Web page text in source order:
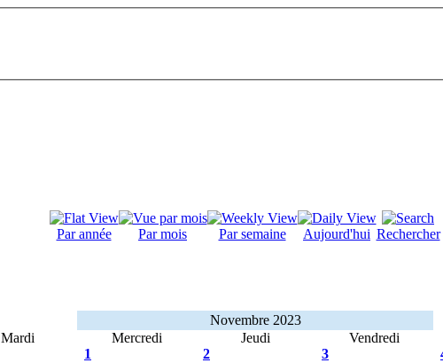
Par année Par mois Par semaine Aujourd'hui Rechercher
Novembre 2023
Mardi Mercredi Jeudi Vendredi
1 2 3